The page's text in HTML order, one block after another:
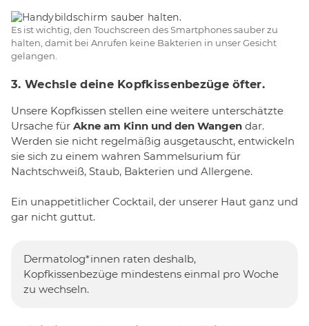
Es ist wichtig, den Touchscreen des Smartphones sauber zu
halten, damit bei Anrufen keine Bakterien in unser Gesicht
gelangen.
3. Wechsle deine Kopfkissenbezüge öfter.
Unsere Kopfkissen stellen eine weitere unterschätzte
Ursache für Akne am Kinn und den Wangen dar.
Werden sie nicht regelmäßig ausgetauscht, entwickeln
sie sich zu einem wahren Sammelsurium für
Nachtschweiß, Staub, Bakterien und Allergene.
Ein unappetitlicher Cocktail, der unserer Haut ganz und
gar nicht guttut.
Dermatolog*innen raten deshalb,
Kopfkissenbezüge mindestens einmal pro Woche
zu wechseln.